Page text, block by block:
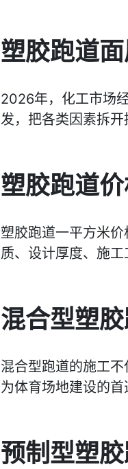
塑胶跑道
2026年，化工市场
发，把各类因素拆
塑胶跑道
塑胶跑道一平方米
质、设计厚度、施工
混合型塑
混合型跑道的施工
为体育场地建设的首
预制型塑